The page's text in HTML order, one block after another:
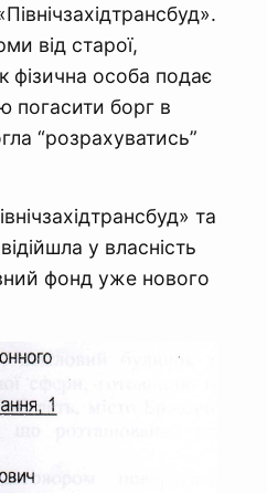
від старої,
фізична особа подає
погасити борг в
“розрахуватись”
та
у власність
фонд уже нового